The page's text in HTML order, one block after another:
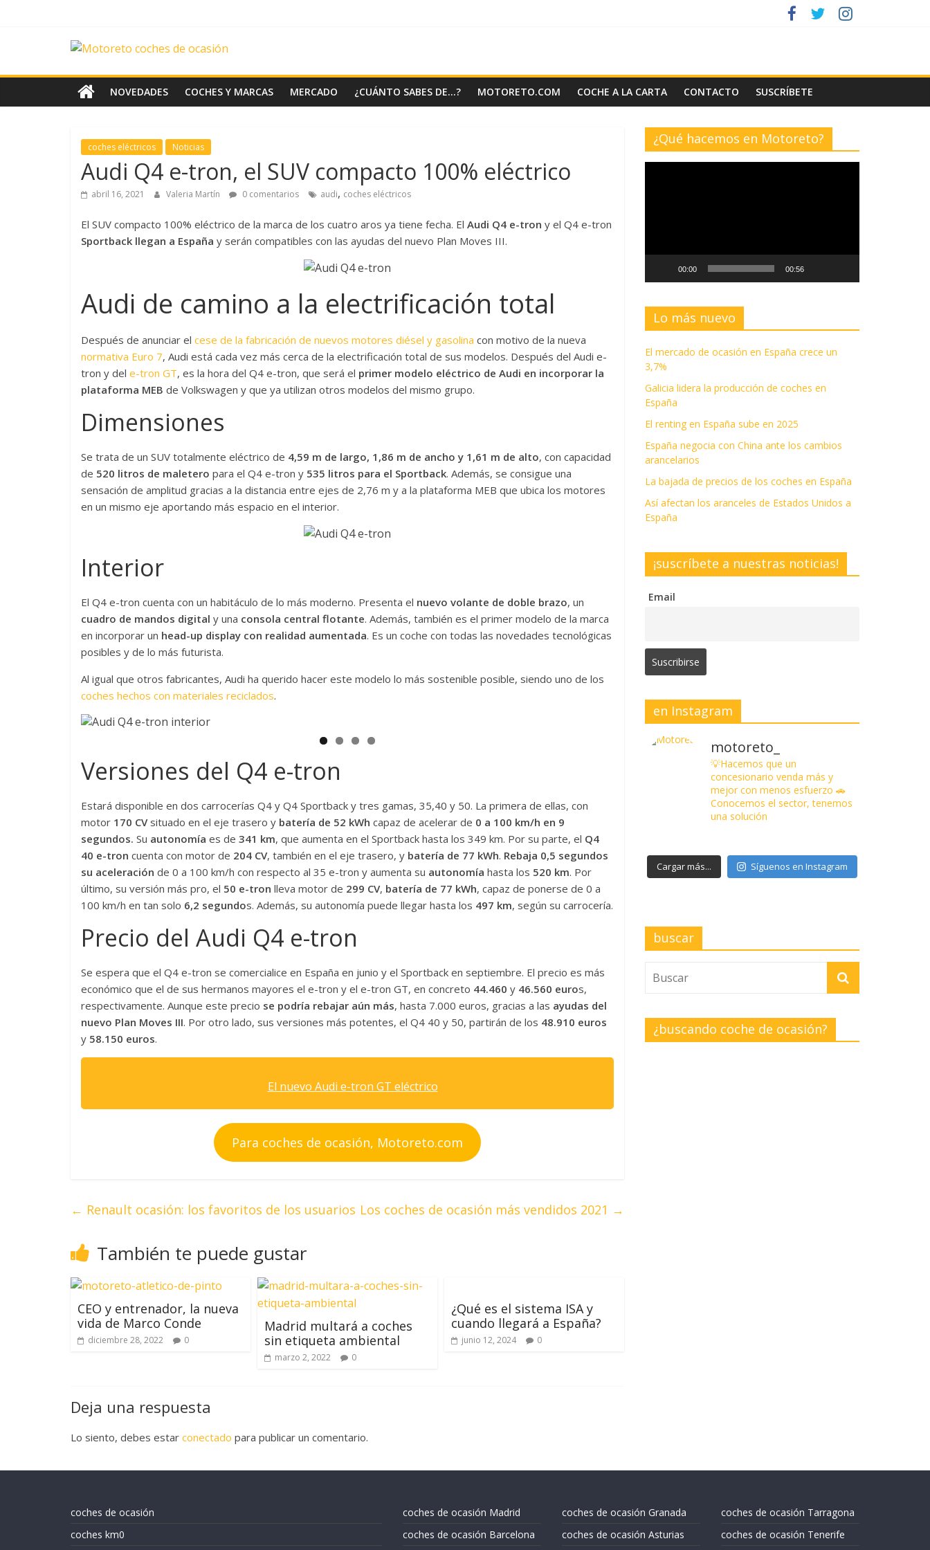
News
Motoreto
de
coches
de
ocasión
NOVEDADES COCHES Y MARCAS MERCADO ¿CUÁNTO SABES DE…? MOTORETO.COM COCHE A LA CARTA CONTACTO SUSCRÍBETE
coches eléctricos Noticias
Audi Q4 e-tron, el SUV compacto 100% eléctrico
abril 16, 2021 Valeria Martín 0 comentarios audi, coches eléctricos
El SUV compacto 100% eléctrico de la marca de los cuatro aros ya tiene fecha. El Audi Q4 e-tron y el Q4 e-tron
Sportback llegan a España y serán compatibles con las ayudas del nuevo Plan Moves III.
Audi de camino a la electrificación total
Después de anunciar el cese de la fabricación de nuevos motores diésel y gasolina con motivo de la nueva
normativa Euro 7, Audi está cada vez más cerca de la electrificación total de sus modelos. Después del Audi e-
tron y del e-tron GT, es la hora del Q4 e-tron, que será el primer modelo eléctrico de Audi en incorporar la
plataforma MEB de Volkswagen y que ya utilizan otros modelos del mismo grupo.
Dimensiones
Se trata de un SUV totalmente eléctrico de 4,59 m de largo, 1,86 m de ancho y 1,61 m de alto, con capacidad
de 520 litros de maletero para el Q4 e-tron y 535 litros para el Sportback. Además, se consigue una
sensación de amplitud gracias a la distancia entre ejes de 2,76 m y a la plataforma MEB que ubica los motores
en un mismo eje aportando más espacio en el interior.
Interior
El Q4 e-tron cuenta con un habitáculo de lo más moderno. Presenta el nuevo volante de doble brazo, un
cuadro de mandos digital y una consola central flotante. Además, también es el primer modelo de la marca
en incorporar un head-up display con realidad aumentada. Es un coche con todas las novedades tecnológicas
posibles y de lo más futurista.
Al igual que otros fabricantes, Audi ha querido hacer este modelo lo más sostenible posible, siendo uno de los
coches hechos con materiales reciclados.
Versiones del Q4 e-tron
Estará disponible en dos carrocerías Q4 y Q4 Sportback y tres gamas, 35,40 y 50. La primera de ellas, con
motor 170 CVsituado en el eje trasero y batería de 52 kWh capaz de acelerar de 0 a 100 km/h en 9
segundos. Su autonomía es de 341 km, que aumenta en el Sportback hasta los 349 km. Por su parte, el Q4
40 e-tron cuenta con motor de 204 CV, también en el eje trasero, y batería de 77 kWh. Rebaja 0,5 segundos
su aceleración de 0 a 100 km/h con respecto al 35 e-tron y aumenta su autonomía hasta los 520 km. Por
último, su versión más pro, el 50 e-tron lleva motor de 299 CV, batería de 77 kWh, capaz de ponerse de 0 a
100 km/h en tan solo 6,2 segundos. Además, su autonomía puede llegar hasta los 497 km, según su carrocería.
Precio del Audi Q4 e-tron
Se espera que el Q4 e-tron se comercialice en España en junio y el Sportback en septiembre. El precio es más
económico que el de sus hermanos mayores el e-tron y el e-tron GT, en concreto 44.460 y 46.560 euros,
respectivamente. Aunque este precio se podría rebajar aún más, hasta 7.000 euros, gracias a las ayudas del
nuevo Plan Moves III. Por otro lado, sus versiones más potentes, el Q4 40 y 50, partirán de los 48.910 euros
y 58.150 euros.
El nuevo Audi e-tron GT eléctrico
Para coches de ocasión, Motoreto.com
← Renault ocasión: los favoritos de los usuarios Los coches de ocasión más vendidos 2021 →
También te puede gustar
CEO y entrenador, la nueva
vida de Marco Conde
diciembre 28, 2022 0
Madrid multará a coches
sin etiqueta ambiental
marzo 2, 2022 0
¿Qué es el sistema ISA y
cuando llegará a España?
junio 12, 2024 0
Deja una respuesta
Lo siento, debes estar conectado para publicar un comentario.
¿Qué hacemos en Motoreto?
00:00 00:56
Lo más nuevo
El mercado de ocasión en España crece un
3,7%
Galicia lidera la producción de coches en
España
El renting en España sube en 2025
España negocia con China ante los cambios
arancelarios
La bajada de precios de los coches en España
Así afectan los aranceles de Estados Unidos a
España
¡suscríbete a nuestras noticias!
Email
en Instagram
motoreto_
💡Hacemos que un
concesionario venda más y
mejor con menos esfuerzo 🚗
Conocemos el sector, tenemos
una solución
Cargar más... Síguenos en Instagram
buscar
¿buscando coche de ocasión?
coches de ocasión
coches km0
coches de ocasión Madrid
coches de ocasión Barcelona
coches de ocasión Granada
coches de ocasión Asturias
coches de ocasión Tarragona
coches de ocasión Tenerife